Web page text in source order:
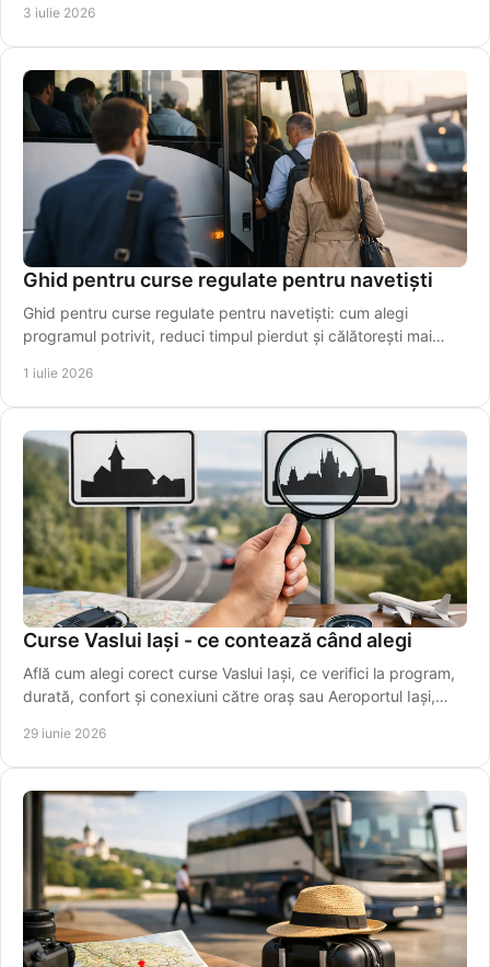
3 iulie 2026
Ghid pentru curse regulate pentru navetiști
Ghid pentru curse regulate pentru navetiști: cum alegi
programul potrivit, reduci timpul pierdut și călătorești mai
1 iulie 2026
Curse Vaslui Iași - ce contează când alegi
Află cum alegi corect curse Vaslui Iași, ce verifici la program,
durată, confort și conexiuni către oraș sau Aeroportul Iași,
29 iunie 2026